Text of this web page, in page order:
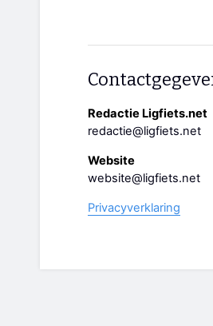
Redactie Ligfiets.net
redactie@ligfiets.net
Website
website@ligfiets.net
Privacyverklaring